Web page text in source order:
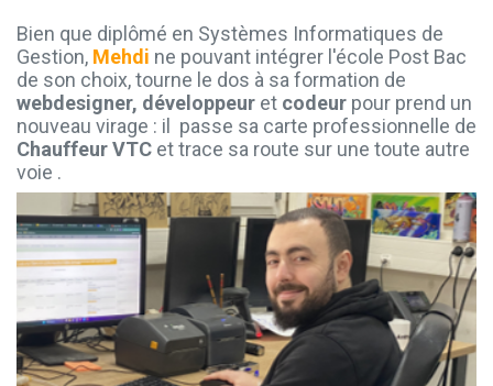
Bien que diplômé en Systèmes Informatiques de
Gestion, Mehdi ne pouvant intégrer l'école Post Bac
de son choix, tourne le dos à sa formation de
webdesigner, développeur et codeur pour prend un
nouveau virage : il passe sa carte professionnelle de
Chauffeur VTC et trace sa route sur une toute autre
voie .